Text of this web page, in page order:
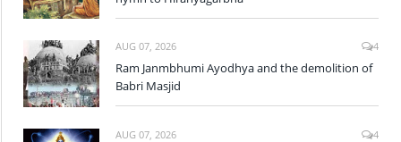
AUG 07, 2026 4
Ram Janmbhumi Ayodhya and the demolition of
Babri Masjid
AUG 07, 2026 4